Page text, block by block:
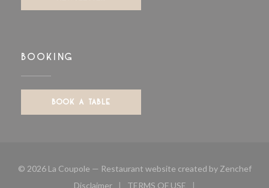
BOOKING
BOOK A TABLE
© 2026 La Coupole — Restaurant website created by Zenchef
Disclaimer
TERMS OF USE